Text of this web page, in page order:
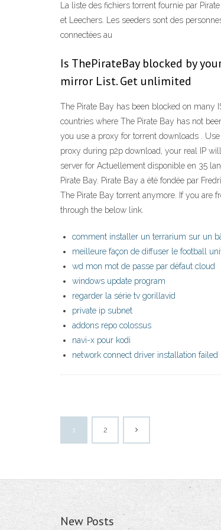
La liste des fichiers torrent fournie par
et Leechers. Les seeders sont des
connectées au
Is ThePirateBay blocked by
mirror List. Get unlimited
The Pirate Bay has been blocked on many
countries where The Pirate Bay has not
you use a proxy for torrent downloads .
proxy during p2p download, your real IP
server for Actuellement disponible en 35
Pirate Bay. Pirate Bay a été fondée par
The Pirate Bay torrent anymore. If you are
through the below link.
comment installer un terrarium sur un
meilleure façon de diffuser le football
wd mon mot de passe par défaut cloud
windows update program
regarder la série tv gorillavid
private ip subnet
addons repo colossus
navi-x pour kodi
network connect driver installation failed
1 2
New Posts